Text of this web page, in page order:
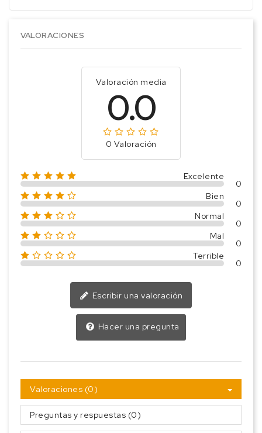
VALORACIONES
Valoración media
0.0
0 Valoración
Excelente
0
Bien
0
Normal
0
Mal
0
Terrible
0
Escribir una valoración
Hacer una pregunta
Valoraciones (0)
Preguntas y respuestas (0)